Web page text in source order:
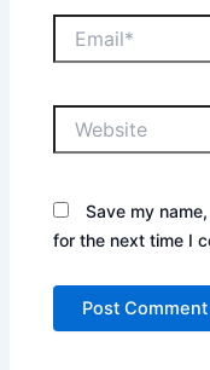
Save my
for the next time I